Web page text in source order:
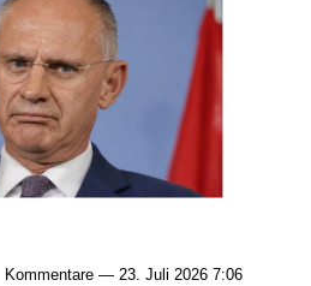
Kommentare — 23. Juli 2026 7:06